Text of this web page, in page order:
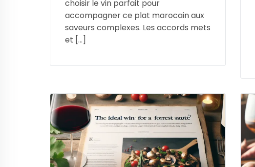
choisir le vin parfait pour
accompagner ce plat marocain aux
saveurs complexes. Les accords mets
et […]